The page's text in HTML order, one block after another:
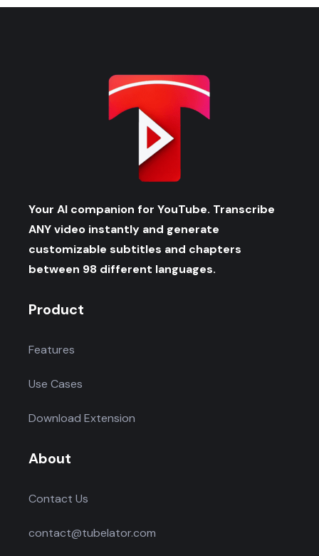
Your AI companion for YouTube. Transcribe
ANY video instantly and generate
customizable subtitles and chapters
between 98 different languages.
Product
Features
Use Cases
Download Extension
About
Contact Us
contact@tubelator.com